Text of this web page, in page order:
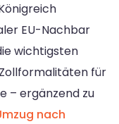
EU-Nachbar
wichtigsten
für
– ergänzend zu
nach